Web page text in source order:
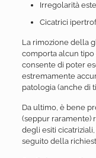
Irregolarità
Cicatrici
La rimozione della
comporta alcun tipo
consente di poter
estremamente
patologia (anche di
Da ultimo, è bene
(seppur raramente)
degli esiti cicatriziali,
seguito della